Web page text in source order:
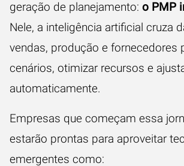
geração de planejamento: o PMP
Nele, a inteligência artificial cruza
vendas, produção e fornecedores
cenários, otimizar recursos e
automaticamente.
Empresas que começam essa
estarão prontas para aproveitar
emergentes como: